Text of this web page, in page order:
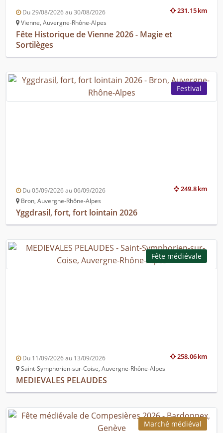
231.15 km
Du 29/08/2026 au 30/08/2026
Vienne, Auvergne-Rhône-Alpes
Fête Historique de Vienne 2026 - Magie et
Sortilèges
Festival
249.8 km
Du 05/09/2026 au 06/09/2026
Bron, Auvergne-Rhône-Alpes
Yggdrasil, fort, fort lointain 2026
Fête médiévale
258.06 km
Du 11/09/2026 au 13/09/2026
Saint-Symphorien-sur-Coise, Auvergne-Rhône-Alpes
MEDIEVALES PELAUDES
Marché médiéval